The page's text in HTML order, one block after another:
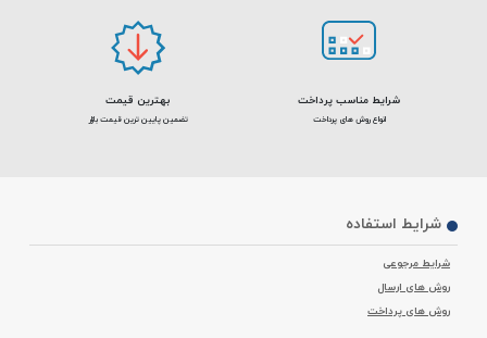
عرضه می‌شود.
شرایط مناسب پرداخت
انواع روش های پرداخت
بهترین قیمت
تضمین پایین ترین قیمت بازار
شرایط استفاده
شرایط مرجوعی
روش های ارسال
روش های پرداخت